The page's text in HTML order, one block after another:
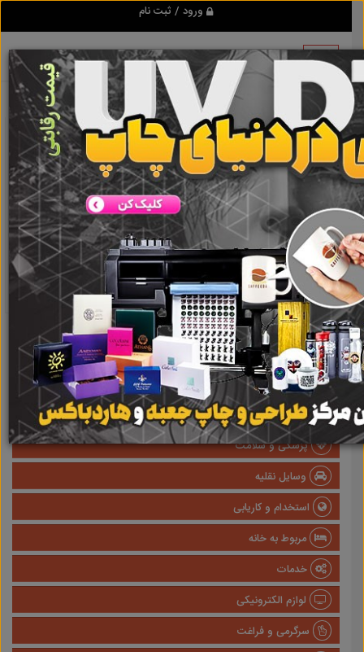
ورود / ثبت نام
نتیجه ای یافت نشد
گروه ها
املاک
صنعتی
پزشکی و سلامت
وسایل نقلیه
استخدام و کاریابی
مربوط به خانه
خدمات
لوازم الکترونیکی
سرگرمی و فراغت